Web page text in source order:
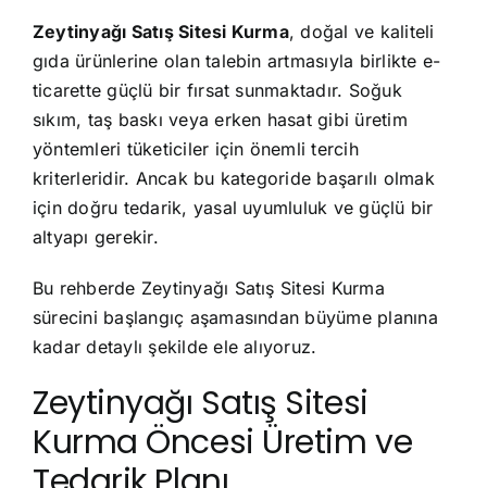
Zeytinyağı Satış Sitesi Kurma, doğal ve kaliteli
gıda ürünlerine olan talebin artmasıyla birlikte e-
ticarette güçlü bir fırsat sunmaktadır. Soğuk
sıkım, taş baskı veya erken hasat gibi üretim
yöntemleri tüketiciler için önemli tercih
kriterleridir. Ancak bu kategoride başarılı olmak
için doğru tedarik, yasal uyumluluk ve güçlü bir
altyapı gerekir.
Bu rehberde Zeytinyağı Satış Sitesi Kurma
sürecini başlangıç aşamasından büyüme planına
kadar detaylı şekilde ele alıyoruz.
Zeytinyağı Satış Sitesi
Kurma Öncesi Üretim ve